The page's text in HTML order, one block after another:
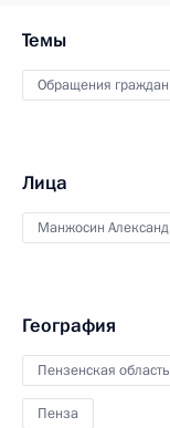
Темы
Обращения граждан
Лица
Манжосин
География
Пензенская область
Пенза